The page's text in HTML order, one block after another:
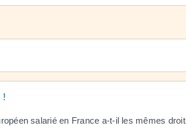
!
salarié en France a-t-il les mêmes